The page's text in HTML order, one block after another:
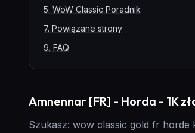
5. WoW Classic Poradnik
7. Powiązane strony
9. FAQ
Amnennar [FR] - Horda - 1K
Szukasz: wow classic gold fr horde